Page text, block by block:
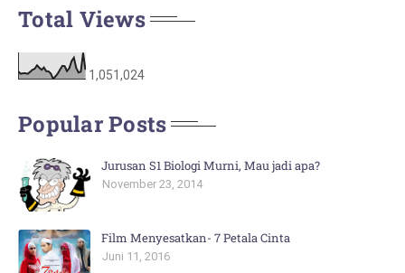
Total Views
1,051,024
Popular Posts
Jurusan S1 Biologi Murni, Mau jadi apa?
November 23, 2014
Film Menyesatkan- 7 Petala Cinta
Juni 11, 2016